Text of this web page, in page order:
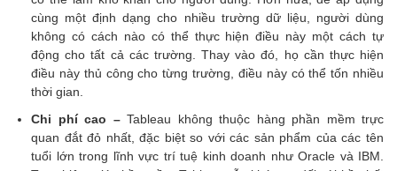
cùng một định dạng cho nhiều trường dữ liệu, người dùng
không có cách nào có thể thực hiện điều này một cách tự
động cho tất cả các trường. Thay vào đó, họ cần thực hiện
điều này thủ công cho từng trường, điều này có thể tốn nhiều
thời gian.
Chi phí cao – Tableau không thuộc hàng phần mềm trực
quan đắt đỏ nhất, đặc biệt so với các sản phẩm của các tên
tuổi lớn trong lĩnh vực trí tuệ kinh doanh như Oracle và IBM.